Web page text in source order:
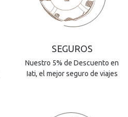
SEGUROS
Nuestro 5% de Descuento en
Iati, el mejor seguro de viajes